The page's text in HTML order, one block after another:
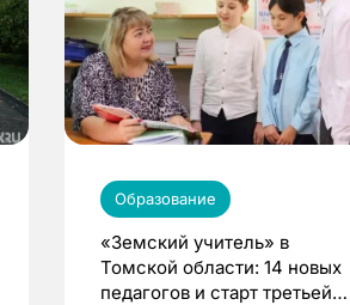
Образование
«Земский учитель» в
Томской области: 14 новых
педагогов и старт третьей